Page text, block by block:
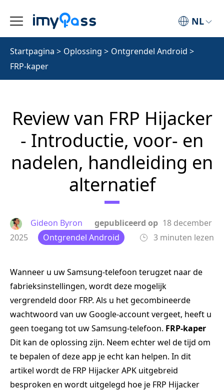
NL
Startpagina > Oplossing > Ontgrendel Android >
FRP-kaper
Review van FRP Hijacker
- Introductie, voor- en
nadelen, handleiding en
alternatief
Gideon Byron gepubliceerd op 18 december
2025
Ontgrendel Android 3 minuten lezen
Wanneer u uw Samsung-telefoon terugzet naar de
fabrieksinstellingen, wordt deze mogelijk
vergrendeld door FRP. Als u het gecombineerde
wachtwoord van uw Google-account vergeet, heeft u
geen toegang tot uw Samsung-telefoon. FRP-kaper
Dit kan de oplossing zijn. Neem echter wel de tijd om
te bepalen of deze app je echt kan helpen. In dit
artikel wordt de FRP Hijacker APK uitgebreid
besproken en wordt uitgelegd hoe je FRP Hijacker